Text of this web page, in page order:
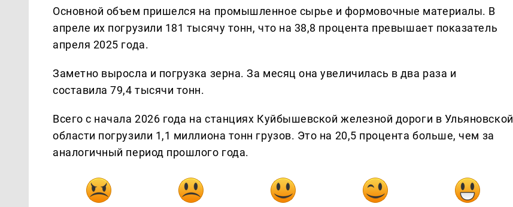
Основной объем пришелся на промышленное сырье и формовочные материалы. В
апреле их погрузили 181 тысячу тонн, что на 38,8 процента превышает показатель
апреля 2025 года.
Заметно выросла и погрузка зерна. За месяц она увеличилась в два раза и
составила 79,4 тысячи тонн.
Всего с начала 2026 года на станциях Куйбышевской железной дороги в Ульяновской
области погрузили 1,1 миллиона тонн грузов. Это на 20,5 процента больше, чем за
аналогичный период прошлого года.